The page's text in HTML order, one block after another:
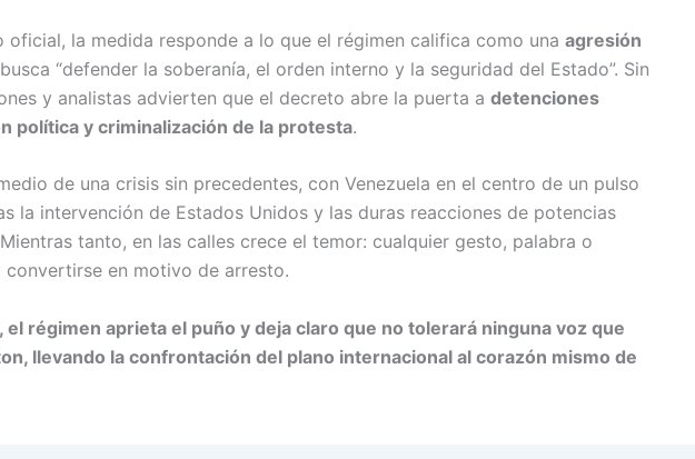
oficial, la medida responde a lo que el régimen califica como una agresión
“defender la soberanía, el orden interno y la seguridad del Estado”. Sin
y analistas advierten que el decreto abre la puerta a detenciones
política y criminalización de la protesta.
de una crisis sin precedentes, con Venezuela en el centro de un pulso
la intervención de Estados Unidos y las duras reacciones de potencias
tanto, en las calles crece el temor: cualquier gesto, palabra o
en motivo de arresto.
régimen aprieta el puño y deja claro que no tolerará ninguna voz que
llevando la confrontación del plano internacional al corazón mismo de